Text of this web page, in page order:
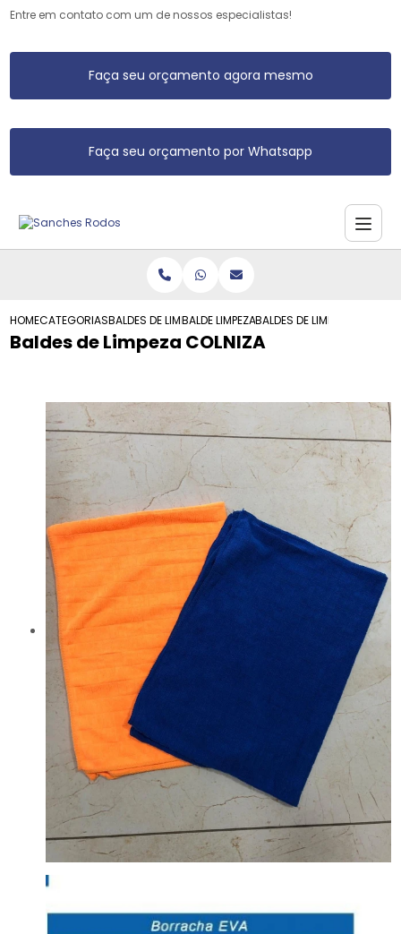
Entre em contato com um de nossos especialistas!
Faça seu orçamento agora mesmo
Faça seu orçamento por Whatsapp
HOMECATEGORIASBALDES DE LIMPEZABALDE LIMPEZABALDES DE LIMPEZA COLNIZA
Baldes de Limpeza COLNIZA